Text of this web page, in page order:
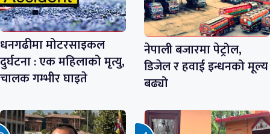
धनगढीमा मोटरसाइकल
दुर्घटना : एक महिलाको मृत्यु,
चालक गम्भीर घाइते
नेपाली बजारमा पेट्रोल,
डिजेल र हवाई इन्धनको मूल्य
बढ्यो